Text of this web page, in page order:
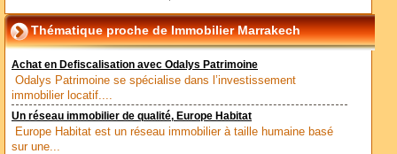
Thématique proche de Immobilier Marrakech
Achat en Defiscalisation avec Odalys Patrimoine
Odalys Patrimoine se spécialise dans l’investissement
immobilier locatif....
Un réseau immobilier de qualité, Europe Habitat
Europe Habitat est un réseau immobilier à taille humaine basé
sur une...